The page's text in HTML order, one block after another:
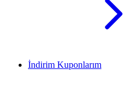
İndirim Kuponlarım